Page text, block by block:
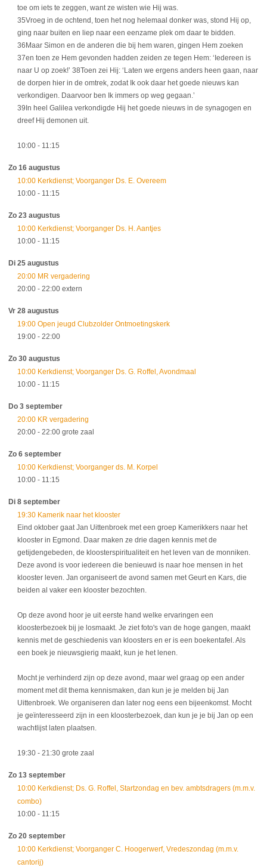
toe om iets te zeggen, want ze wisten wie Hij was.
35Vroeg in de ochtend, toen het nog helemaal donker was, stond Hij op,
ging naar buiten en liep naar een eenzame plek om daar te bidden.
36Maar Simon en de anderen die bij hem waren, gingen Hem zoeken
37en toen ze Hem gevonden hadden zeiden ze tegen Hem: ‘Iedereen is
naar U op zoek!’ 38Toen zei Hij: ‘Laten we ergens anders heen gaan, naar
de dorpen hier in de omtrek, zodat Ik ook daar het goede nieuws kan
verkondigen. Daarvoor ben Ik immers op weg gegaan.’
39In heel Galilea verkondigde Hij het goede nieuws in de synagogen en
dreef Hij demonen uit.
10:00 - 11:15
Zo 16 augustus
10:00 Kerkdienst; Voorganger Ds. E. Overeem
10:00 - 11:15
Zo 23 augustus
10:00 Kerkdienst; Voorganger Ds. H. Aantjes
10:00 - 11:15
Di 25 augustus
20:00 MR vergadering
20:00 - 22:00 extern
Vr 28 augustus
19:00 Open jeugd Clubzolder Ontmoetingskerk
19:00 - 22:00
Zo 30 augustus
10:00 Kerkdienst; Voorganger Ds. G. Roffel, Avondmaal
10:00 - 11:15
Do 3 september
20:00 KR vergadering
20:00 - 22:00 grote zaal
Zo 6 september
10:00 Kerkdienst; Voorganger ds. M. Korpel
10:00 - 11:15
Di 8 september
19:30 Kamerik naar het klooster
Eind oktober gaat Jan Uittenbroek met een groep Kamerikkers naar het
klooster in Egmond. Daar maken ze drie dagen kennis met de
getijdengebeden, de kloosterspiritualiteit en het leven van de monniken.
Deze avond is voor iedereen die benieuwd is naar hoe mensen in het
klooster leven. Jan organiseert de avond samen met Geurt en Kars, die
beiden al vaker een klooster bezochten.
Op deze avond hoor je uit eerste hand welke ervaringen een
kloosterbezoek bij je losmaakt. Je ziet foto's van de hoge gangen, maakt
kennis met de geschiedenis van kloosters en er is een boekentafel. Als
een boek je nieuwsgierig maakt, kun je het lenen.
Mocht je verhinderd zijn op deze avond, maar wel graag op een ander
moment met dit thema kennismaken, dan kun je je melden bij Jan
Uittenbroek. We organiseren dan later nog eens een bijeenkomst. Mocht
je geïnteresseerd zijn in een kloosterbezoek, dan kun je je bij Jan op een
wachtlijst laten plaatsen.
19:30 - 21:30 grote zaal
Zo 13 september
10:00 Kerkdienst; Ds. G. Roffel, Startzondag en bev. ambtsdragers (m.m.v.
combo)
10:00 - 11:15
Zo 20 september
10:00 Kerkdienst; Voorganger C. Hoogerwerf, Vredeszondag (m.m.v.
cantorij)